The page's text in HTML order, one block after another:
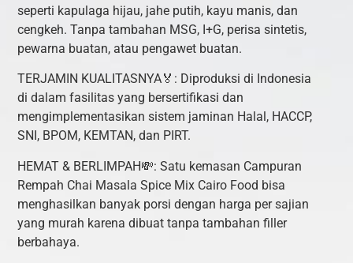
seperti kapulaga hijau, jahe putih, kayu manis, dan
cengkeh. Tanpa tambahan MSG, I+G, perisa sintetis,
pewarna buatan, atau pengawet buatan.
TERJAMIN KUALITASNYA🏅: Diproduksi di Indonesia
di dalam fasilitas yang bersertifikasi dan
mengimplementasikan sistem jaminan Halal, HACCP,
SNI, BPOM, KEMTAN, dan PIRT.
HEMAT & BERLIMPAH💸: Satu kemasan Campuran
Rempah Chai Masala Spice Mix Cairo Food bisa
menghasilkan banyak porsi dengan harga per sajian
yang murah karena dibuat tanpa tambahan filler
berbahaya.